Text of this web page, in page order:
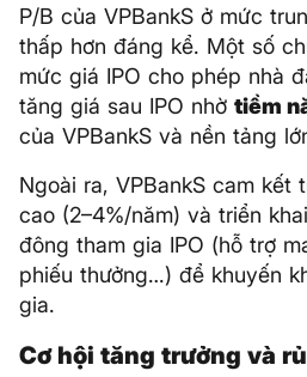
P/B của VPBankS ở mức
thấp hơn đáng kể. Một số
mức giá IPO cho phép nhà
tăng giá sau IPO nhờ tiềm
của VPBankS và nền tảng
Ngoài ra, VPBankS cam kết
cao (2–4%/năm) và triển
đông tham gia IPO (hỗ trợ
phiếu thưởng…) để khuyến
gia.
Cơ hội tăng trưởng và